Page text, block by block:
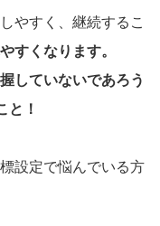
やすく、継続するこ
すくなります。
していないであろう
と！
設定で悩んでいる方